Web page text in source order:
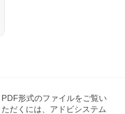
PDF形式のファイルをご覧い
ただくには、アドビシステム